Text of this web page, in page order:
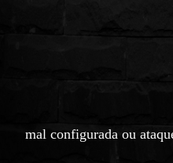
mal configurada ou